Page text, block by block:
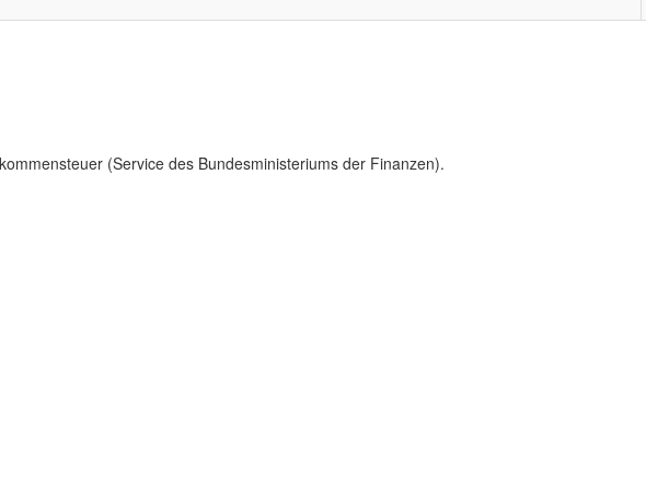
(Service des Bundesministeriums der Finanzen).